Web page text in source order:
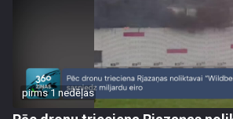
pirms 1 nedēļas